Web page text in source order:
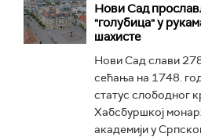
Нови Сад
"голубица" у
шахисте
Нови Сад слави
сећања на 1748.
статус слободног
Хабсбуршкој
академији у